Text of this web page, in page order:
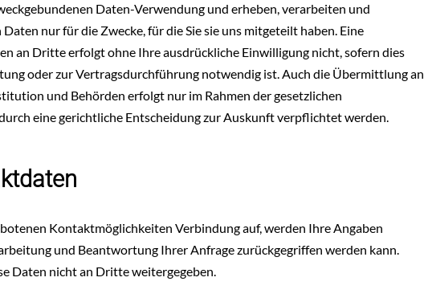
Daten-Verwendung und erheben, verarbeiten und
nur für die Zwecke, für die Sie sie uns mitgeteilt haben. Eine
an Dritte erfolgt ohne Ihre ausdrückliche Einwilligung nicht, sofern dies
oder zur Vertragsdurchführung notwendig ist. Auch die Übermittlung an
und Behörden erfolgt nur im Rahmen der gesetzlichen
eine gerichtliche Entscheidung zur Auskunft verpflichtet werden.
Kontaktmöglichkeiten Verbindung auf, werden Ihre Angaben
und Beantwortung Ihrer Anfrage zurückgegriffen werden kann.
Daten nicht an Dritte weitergegeben.